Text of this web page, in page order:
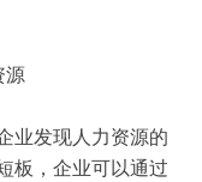
源
业发现人力资源的
板，企业可以通过